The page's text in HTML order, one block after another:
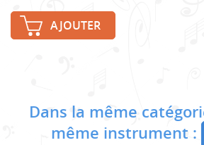
AJOUTER
Dans la même
même instrument :